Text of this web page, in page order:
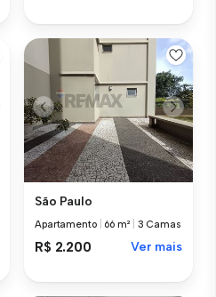
São Paulo
Apartamento 66 m² 3 Camas
R$ 2.200 Ver mais